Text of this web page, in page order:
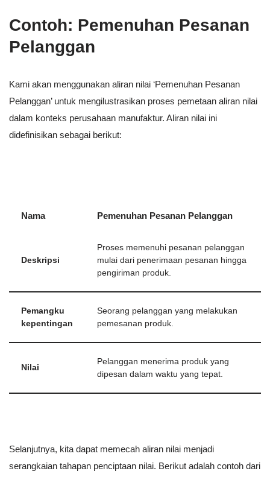
Contoh: Pemenuhan Pesanan
Pelanggan
Kami akan menggunakan aliran nilai ‘Pemenuhan Pesanan
Pelanggan’ untuk mengilustrasikan proses pemetaan aliran nilai
dalam konteks perusahaan manufaktur. Aliran nilai ini
didefinisikan sebagai berikut:
Nama Pemenuhan Pesanan Pelanggan
Deskripsi
Proses memenuhi pesanan pelanggan
mulai dari penerimaan pesanan hingga
pengiriman produk.
Pemangku
kepentingan
Seorang pelanggan yang melakukan
pemesanan produk.
Nilai
Pelanggan menerima produk yang
dipesan dalam waktu yang tepat.
Selanjutnya, kita dapat memecah aliran nilai menjadi
serangkaian tahapan penciptaan nilai. Berikut adalah contoh dari